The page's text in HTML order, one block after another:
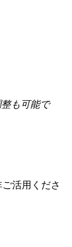
も可能で
活用くださ